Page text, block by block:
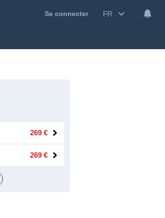
Se connecter FR
269 €
269 €